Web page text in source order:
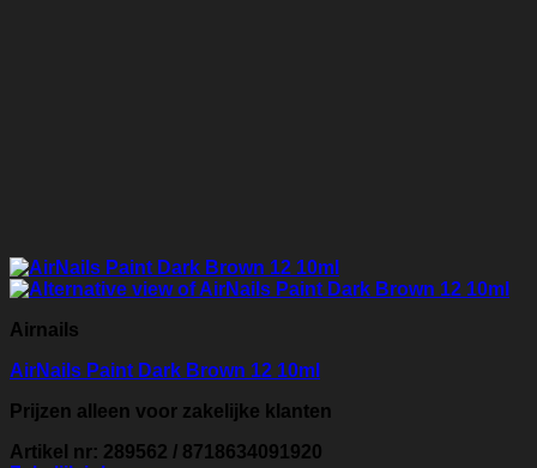
Airnails
AirNails Paint Dark Brown 12 10ml
Prijzen alleen voor zakelijke klanten
Artikel nr: 289562 / 8718634091920